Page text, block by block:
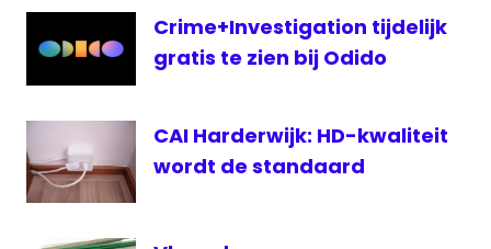
SRG
Vlaanderen
Zwitserland
Crime+Investigation tijdelijk
gratis te zien bij Odido
CAI Harderwijk: HD-kwaliteit
wordt de standaard